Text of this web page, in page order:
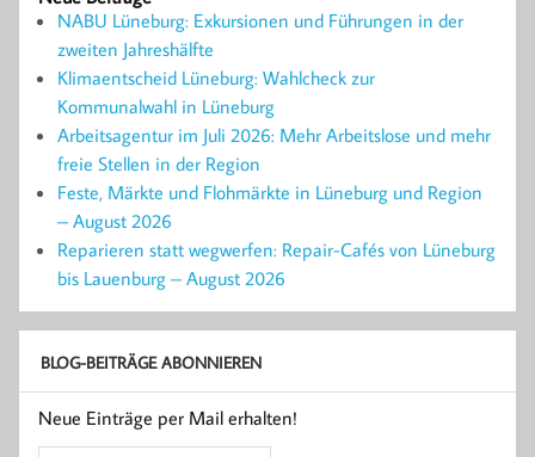
NABU Lüneburg: Exkursionen und Führungen in der
zweiten Jahreshälfte
Klimaentscheid Lüneburg: Wahlcheck zur
Kommunalwahl in Lüneburg
Arbeitsagentur im Juli 2026: Mehr Arbeitslose und mehr
freie Stellen in der Region
Feste, Märkte und Flohmärkte in Lüneburg und Region
– August 2026
Reparieren statt wegwerfen: Repair-Cafés von Lüneburg
bis Lauenburg – August 2026
BLOG-BEITRÄGE ABONNIEREN
Neue Einträge per Mail erhalten!